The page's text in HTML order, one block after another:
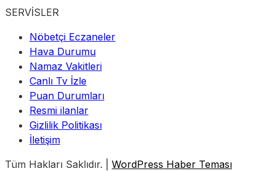
SERVİSLER
Nöbetçi Eczaneler
Hava Durumu
Namaz Vakitleri
Canlı Tv İzle
Puan Durumları
Resmi ilanlar
Gizlilik Politikası
İletişim
Tüm Hakları Saklıdır. | WordPress Haber Teması